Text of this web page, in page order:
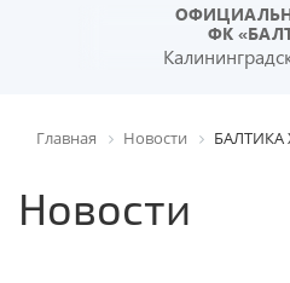
ФК
Главная Новости БАЛТИКА
Новости